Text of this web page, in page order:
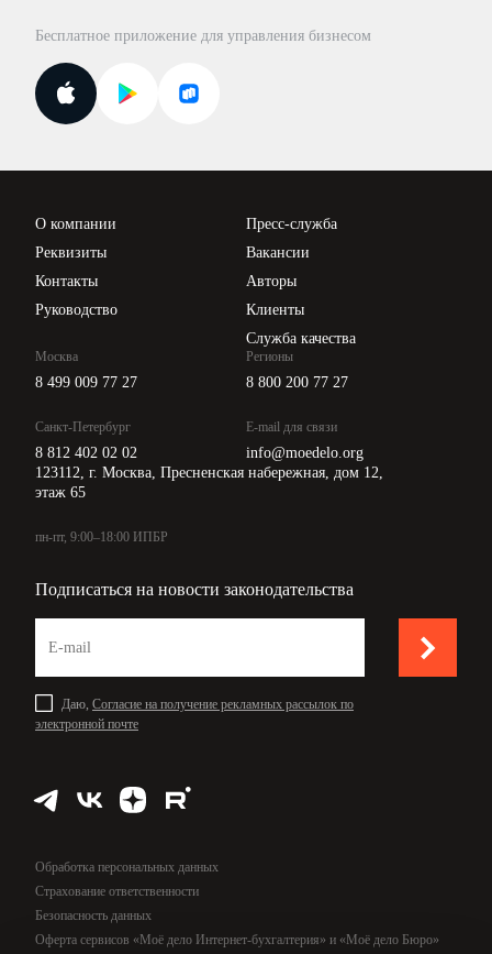
Курсы повышения квалификации
Госпроверки
Поиск ответа на вопрос
Новости законодательства
Для самозанятых
Бесплатное приложение для управления бизнесом
О компании
Реквизиты
Контакты
Руководство
Пресс-служба
Вакансии
Авторы
Клиенты
Служба качества
Москва
8 499 009 77 27
Санкт-Петербург
8 812 402 02 02
Регионы
8 800 200 77 27
E-mail для связи
info@moedelo.org
123112, г. Москва, Пресненская набережная, дом 12,
этаж 65
пн-пт, 9:00–18:00 ИПБР
Подписаться на новости законодательства
Даю, Согласие на получение рекламных рассылок по
электронной почте
Обработка персональных данных
Страхование ответственности
Безопасность данных
Оферта сервисов «Моё дело Интернет-бухгалтерия» и «Моё дело Бюро»